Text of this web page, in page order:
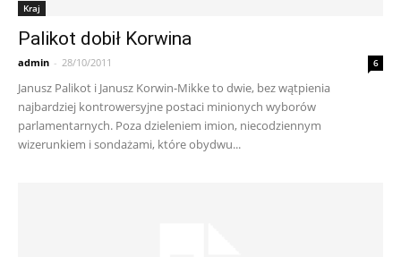
Kraj
Palikot dobił Korwina
admin - 28/10/2011 6
Janusz Palikot i Janusz Korwin-Mikke to dwie, bez wątpienia
najbardziej kontrowersyjne postaci minionych wyborów
parlamentarnych. Poza dzieleniem imion, niecodziennym
wizerunkiem i sondażami, które obydwu...